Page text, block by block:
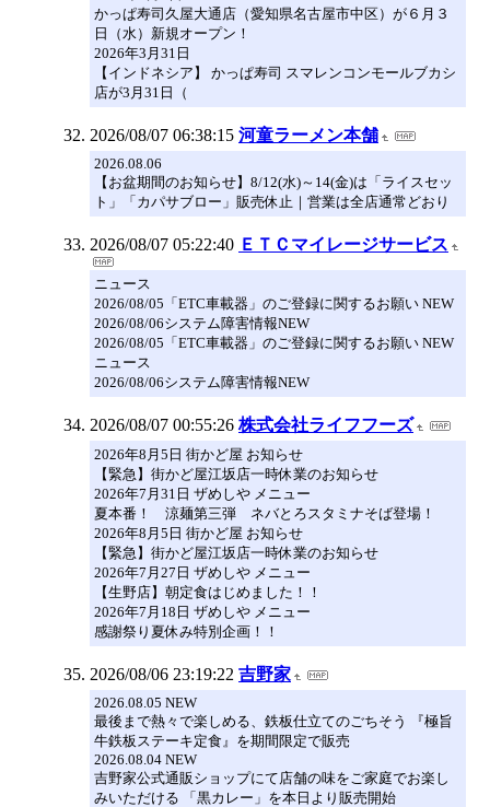
かっぱ寿司久屋大通店（愛知県名古屋市中区）が６月３
日（水）新規オープン！
2026年3月31日
【インドネシア】 かっぱ寿司 スマレンコンモールブカシ
店が3月31日（
2026/08/07 06:38:15 河童ラーメン本舗
2026.08.06
【お盆期間のお知らせ】8/12(水)～14(金)は「ライスセッ
ト」「カパサブロー」販売休止｜営業は全店通常どおり
2026/08/07 05:22:40 ＥＴＣマイレージサービス
ニュース
2026/08/05「ETC車載器」のご登録に関するお願い NEW
2026/08/06システム障害情報NEW
2026/08/05「ETC車載器」のご登録に関するお願い NEW
ニュース
2026/08/06システム障害情報NEW
2026/08/07 00:55:26 株式会社ライフフーズ
2026年8月5日 街かど屋 お知らせ
【緊急】街かど屋江坂店一時休業のお知らせ
2026年7月31日 ザめしや メニュー
夏本番！ 涼麺第三弾 ネバとろスタミナそば登場！
2026年8月5日 街かど屋 お知らせ
【緊急】街かど屋江坂店一時休業のお知らせ
2026年7月27日 ザめしや メニュー
【生野店】朝定食はじめました！！
2026年7月18日 ザめしや メニュー
感謝祭り夏休み特別企画！！
2026/08/06 23:19:22 吉野家
2026.08.05 NEW
最後まで熱々で楽しめる、鉄板仕立てのごちそう 『極旨
牛鉄板ステーキ定食』を期間限定で販売
2026.08.04 NEW
吉野家公式通販ショップにて店舗の味をご家庭でお楽し
みいただける 「黒カレー」を本日より販売開始